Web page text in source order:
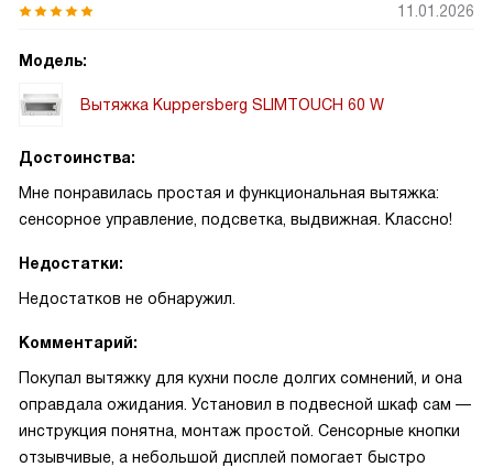
11.01.2026
Модель:
Вытяжка Kuppersberg SLIMTOUCH 60 W
Достоинства:
Мне понравилась простая и функциональная вытяжка:
сенсорное управление, подсветка, выдвижная. Классно!
Недостатки:
Недостатков не обнаружил.
Комментарий:
Покупал вытяжку для кухни после долгих сомнений, и она
оправдала ожидания. Установил в подвесной шкаф сам —
инструкция понятна, монтаж простой. Сенсорные кнопки
отзывчивые, а небольшой дисплей помогает быстро